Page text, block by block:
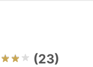
(23)